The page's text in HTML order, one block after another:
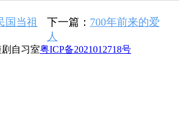
国当祖
下一篇： 700年前来的爱
人
剧自习室粤ICP备2021012718号